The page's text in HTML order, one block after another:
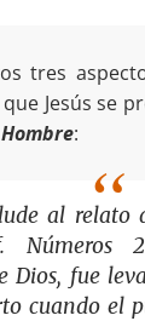
tres
Jesús se
:
al relato
Números
Dios, fue
cuando el